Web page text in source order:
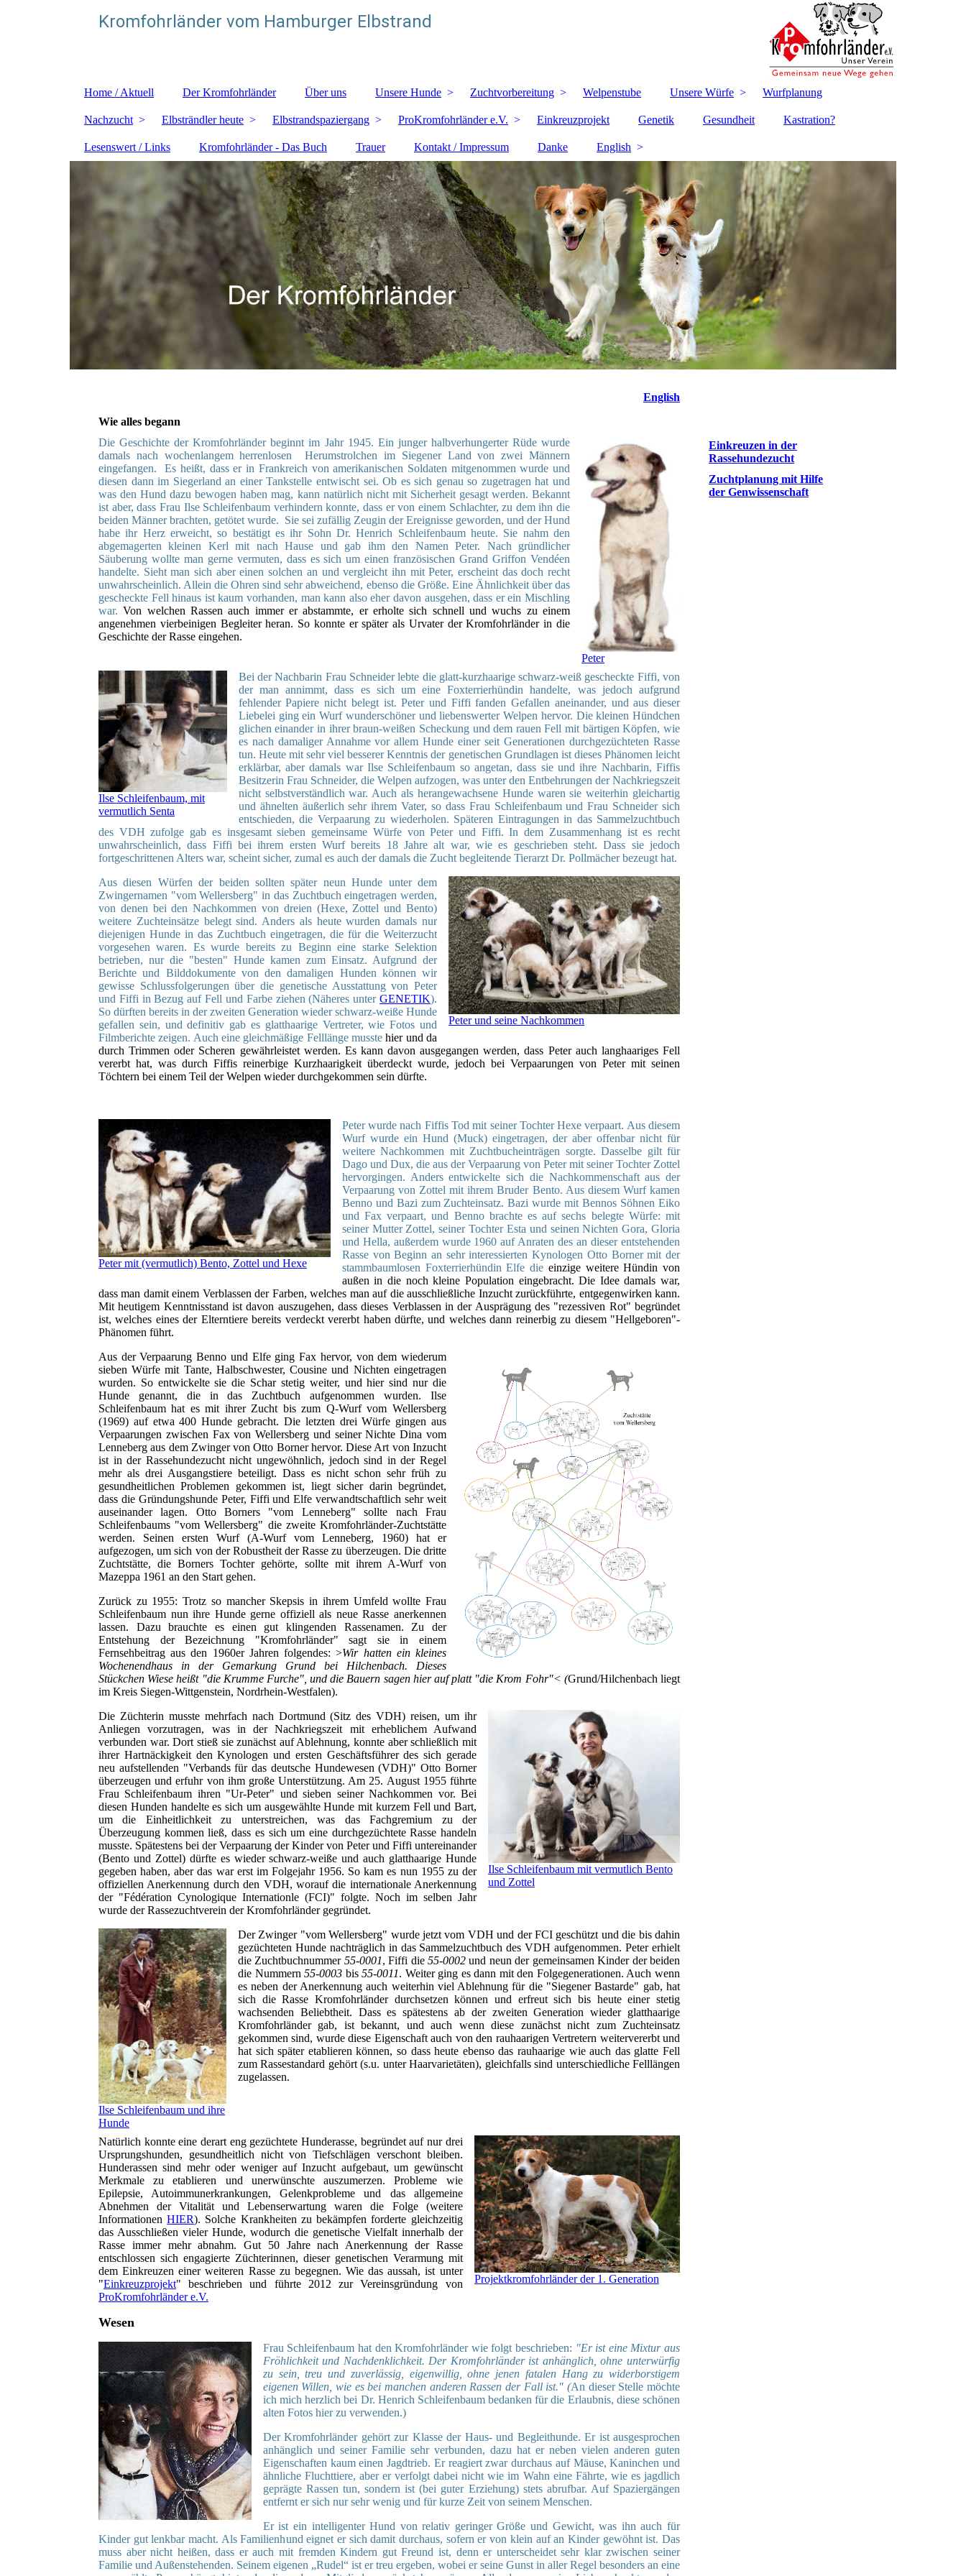
Kromfohrländer vom Hamburger Elbstrand
Home / Aktuell Der Kromfohrländer Über uns Unsere Hunde Zuchtvorbereitung Welpenstube Unsere Würfe Wurfplanung
Nachzucht Elbsträndler heute Elbstrandspaziergang ProKromfohrländer e.V. Einkreuzprojekt Genetik Gesundheit Kastration?
Lesenswert / Links Kromfohrländer - Das Buch Trauer Kontakt / Impressum Danke English
English
Wie alles begann
Peter
Die Geschichte der Kromfohrländer beginnt im Jahr 1945. Ein junger halbverhungerter Rüde wurde
damals nach wochenlangem herrenlosen Herumstrolchen im Siegener Land von zwei Männern
eingefangen. Es heißt, dass er in Frankreich von amerikanischen Soldaten mitgenommen wurde und
diesen dann im Siegerland an einer Tankstelle entwischt sei. Ob es sich genau so zugetragen hat und
was den Hund dazu bewogen haben mag, kann natürlich nicht mit Sicherheit gesagt werden. Bekannt
ist aber, dass Frau Ilse Schleifenbaum verhindern konnte, dass er von einem Schlachter, zu dem ihn die
beiden Männer brachten, getötet wurde. Sie sei zufällig Zeugin der Ereignisse geworden, und der Hund
habe ihr Herz erweicht, so bestätigt es ihr Sohn Dr. Henrich Schleifenbaum heute. Sie nahm den
abgemagerten kleinen Kerl mit nach Hause und gab ihm den Namen Peter. Nach gründlicher
Säuberung wollte man gerne vermuten, dass es sich um einen französischen Grand Griffon Vendéen
handelte. Sieht man sich aber einen solchen an und vergleicht ihn mit Peter, erscheint das doch recht
unwahrscheinlich. Allein die Ohren sind sehr abweichend, ebenso die Größe. Eine Ähnlichkeit über das
gescheckte Fell hinaus ist kaum vorhanden, man kann also eher davon ausgehen, dass er ein Mischling
war.Von welchen Rassen auch immer er abstammte, er erholte sich schnell und wuchs zu einem
angenehmen vierbeinigen Begleiter heran. So konnte er später als Urvater der Kromfohrländer in die
Geschichte der Rasse eingehen.
Ilse Schleifenbaum, mit
vermutlich Senta
Bei der Nachbarin Frau Schneider lebte die glatt-kurzhaarige schwarz-weiß gescheckte Fiffi, von
der man annimmt, dass es sich um eine Foxterrierhündin handelte, was jedoch aufgrund
fehlender Papiere nicht belegt ist. Peter und Fiffi fanden Gefallen aneinander, und aus dieser
Liebelei ging ein Wurf wunderschöner und liebenswerter Welpen hervor. Die kleinen Hündchen
glichen einander in ihrer braun-weißen Scheckung und dem rauen Fell mit bärtigen Köpfen, wie
es nach damaliger Annahme vor allem Hunde einer seit Generationen durchgezüchteten Rasse
tun. Heute mit sehr viel besserer Kenntnis der genetischen Grundlagen ist dieses Phänomen leicht
erklärbar, aber damals war Ilse Schleifenbaum so angetan, dass sie und ihre Nachbarin, Fiffis
Besitzerin Frau Schneider, die Welpen aufzogen, was unter den Entbehrungen der Nachkriegszeit
nicht selbstverständlich war. Auch als herangewachsene Hunde waren sie weiterhin gleichartig
und ähnelten äußerlich sehr ihrem Vater, so dass Frau Schleifenbaum und Frau Schneider sich
entschieden, die Verpaarung zu wiederholen. Späteren Eintragungen in das Sammelzuchtbuch
des VDH zufolge gab es insgesamt sieben gemeinsame Würfe von Peter und Fiffi. In dem Zusammenhang ist es recht
unwahrscheinlich, dass Fiffi bei ihrem ersten Wurf bereits 18 Jahre alt war, wie es geschrieben steht. Dass sie jedoch
fortgeschrittenen Alters war, scheint sicher, zumal es auch der damals die Zucht begleitende Tierarzt Dr. Pollmächer bezeugt hat.
Peter und seine Nachkommen
Aus diesen Würfen der beiden sollten später neun Hunde unter dem
Zwingernamen "vom Wellersberg" in das Zuchtbuch eingetragen werden,
von denen bei den Nachkommen von dreien (Hexe, Zottel und Bento)
weitere Zuchteinsätze belegt sind. Anders als heute wurden damals nur
diejenigen Hunde in das Zuchtbuch eingetragen, die für die Weiterzucht
vorgesehen waren. Es wurde bereits zu Beginn eine starke Selektion
betrieben, nur die "besten" Hunde kamen zum Einsatz. Aufgrund der
Berichte und Bilddokumente von den damaligen Hunden können wir
gewisse Schlussfolgerungen über die genetische Ausstattung von Peter
und Fiffi in Bezug auf Fell und Farbe ziehen (Näheres unterGENETIK).
So dürften bereits in der zweiten Generation wieder schwarz-weiße Hunde
gefallen sein, und definitiv gab es glatthaarige Vertreter, wie Fotos und
Filmberichte zeigen. Auch eine gleichmäßige Felllänge musstehier und da
durch Trimmen oder Scheren gewährleistet werden. Es kann davon ausgegangen werden, dass Peter auch langhaariges Fell
vererbt hat, was durch Fiffis reinerbige Kurzhaarigkeit überdeckt wurde, jedoch bei Verpaarungen von Peter mit seinen
Töchtern bei einem Teil der Welpen wieder durchgekommen sein dürfte.
Peter mit (vermutlich) Bento, Zottel und Hexe
Peter wurde nach Fiffis Tod mit seiner Tochter Hexe verpaart. Aus diesem
Wurf wurde ein Hund (Muck) eingetragen, der aber offenbar nicht für
weitere Nachkommen mit Zuchtbucheinträgen sorgte. Dasselbe gilt für
Dago und Dux, die aus der Verpaarung von Peter mit seiner Tochter Zottel
hervorgingen. Anders entwickelte sich die Nachkommenschaft aus der
Verpaarung von Zottel mit ihrem Bruder Bento. Aus diesem Wurf kamen
Benno und Bazi zum Zuchteinsatz. Bazi wurde mit Bennos Söhnen Eiko
und Fax verpaart, und Benno brachte es auf sechs belegte Würfe: mit
seiner Mutter Zottel, seiner Tochter Esta und seinen Nichten Gora, Gloria
und Hella, außerdem wurde 1960 auf Anraten des an dieser entstehenden
Rasse von Beginn an sehr interessierten Kynologen Otto Borner mit der
stammbaumlosen Foxterrierhündin Elfe die einzige weitere Hündin von
außen in die noch kleine Population eingebracht. Die Idee damals war,
dass man damit einem Verblassen der Farben, welches man auf die ausschließliche Inzucht zurückführte, entgegenwirken kann.
Mit heutigem Kenntnisstand ist davon auszugehen, dass dieses Verblassen in der Ausprägung des "rezessiven Rot" begründet
ist, welches eines der Elterntiere bereits verdeckt vererbt haben dürfte, und welches dann reinerbig zu diesem "Hellgeboren"-
Phänomen führt.
Aus der Verpaarung Benno und Elfe ging Fax hervor, von dem wiederum
sieben Würfe mit Tante, Halbschwester, Cousine und Nichten eingetragen
wurden. So entwickelte sie die Schar stetig weiter, und hier sind nur die
Hunde genannt, die in das Zuchtbuch aufgenommen wurden. Ilse
Schleifenbaum hat es mit ihrer Zucht bis zum Q-Wurf vom Wellersberg
(1969) auf etwa 400 Hunde gebracht. Die letzten drei Würfe gingen aus
Verpaarungen zwischen Fax von Wellersberg und seiner Nichte Dina vom
Lenneberg aus dem Zwinger von Otto Borner hervor. Diese Art von Inzucht
ist in der Rassehundezucht nicht ungewöhnlich, jedoch sind in der Regel
mehr als drei Ausgangstiere beteiligt. Dass es nicht schon sehr früh zu
gesundheitlichen Problemen gekommen ist, liegt sicher darin begründet,
dass die Gründungshunde Peter, Fiffi und Elfe verwandtschaftlich sehr weit
auseinander lagen. Otto Borners "vom Lenneberg" sollte nach Frau
Schleifenbaums "vom Wellersberg" die zweite Kromfohrländer-Zuchtstätte
werden. Seinen ersten Wurf (A-Wurf vom Lenneberg, 1960) hat er
aufgezogen, um sich von der Robustheit der Rasse zu überzeugen. Die dritte
Zuchtstätte, die Borners Tochter gehörte, sollte mit ihrem A-Wurf von
Mazeppa 1961 an den Start gehen.
Zurück zu 1955: Trotz so mancher Skepsis in ihrem Umfeld wollte Frau
Schleifenbaum nun ihre Hunde gerne offiziell als neue Rasse anerkennen
lassen. Dazu brauchte es einen gut klingenden Rassenamen. Zu der
Entstehung der Bezeichnung "Kromfohrländer" sagt sie in einem
Fernsehbeitrag aus den 1960er Jahren folgendes: >Wir hatten ein kleines
Wochenendhaus in der Gemarkung Grund bei Hilchenbach. Dieses
Stückchen Wiese heißt "die Krumme Furche", und die Bauern sagen hier auf platt "die Krom Fohr"< (Grund/Hilchenbach liegt
im Kreis Siegen-Wittgenstein, Nordrhein-Westfalen).
Ilse Schleifenbaum mit vermutlich Bento
und Zottel
Die Züchterin musste mehrfach nach Dortmund (Sitz des VDH) reisen, um ihr
Anliegen vorzutragen, was in der Nachkriegszeit mit erheblichem Aufwand
verbunden war. Dort stieß sie zunächst auf Ablehnung, konnte aber schließlich mit
ihrer Hartnäckigkeit den Kynologen und ersten Geschäftsführer des sich gerade
neu aufstellenden "Verbands für das deutsche Hundewesen (VDH)" Otto Borner
überzeugen und erfuhr von ihm große Unterstützung. Am 25. August 1955 führte
Frau Schleifenbaum ihren "Ur-Peter" und sieben seiner Nachkommen vor. Bei
diesen Hunden handelte es sich um ausgewählte Hunde mit kurzem Fell und Bart,
um die Einheitlichkeit zu unterstreichen, was das Fachgremium zu der
Überzeugung kommen ließ, dass es sich um eine durchgezüchtete Rasse handeln
musste. Spätestens bei der Verpaarung der Kinder von Peter und Fiffi untereinander
(Bento und Zottel) dürfte es wieder schwarz-weiße und auch glatthaarige Hunde
gegeben haben, aber das war erst im Folgejahr 1956. So kam es nun 1955 zu der
offiziellen Anerkennung durch den VDH, worauf die internationale Anerkennung
der "Fédération Cynologique Internationle (FCI)" folgte. Noch im selben Jahr
wurde der Rassezuchtverein der Kromfohrländer gegründet.
Ilse Schleifenbaum und ihre
Hunde
Der Zwinger "vom Wellersberg" wurde jetzt vom VDH und der FCI geschützt und die bis dahin
gezüchteten Hunde nachträglich in das Sammelzuchtbuch des VDH aufgenommen. Peter erhielt
die Zuchtbuchnummer 55-0001, Fiffi die55-0002 und neun der gemeinsamen Kinder der beiden
die Nummern55-0003 bis55-0011. Weiter ging es dann mit den Folgegenerationen. Auch wenn
es neben der Anerkennung auch weiterhin viel Ablehnung für die "Siegener Bastarde" gab, hat
sich die Rasse Kromfohrländer durchsetzen können und erfreut sich bis heute einer stetig
wachsenden Beliebtheit. Dass es spätestens ab der zweiten Generation wieder glatthaarige
Kromfohrländer gab, ist bekannt, und auch wenn diese zunächst nicht zum Zuchteinsatz
gekommen sind, wurde diese Eigenschaft auch von den rauhaarigen Vertretern weitervererbt und
hat sich später etablieren können, so dass heute ebenso das rauhaarige wie auch das glatte Fell
zum Rassestandard gehört (s.u. unter Haarvarietäten), gleichfalls sind unterschiedliche Felllängen
zugelassen.
Projektkromfohrländer der 1. Generation
Natürlich konnte eine derart eng gezüchtete Hunderasse, begründet auf nur drei
Ursprungshunden, gesundheitlich nicht von Tiefschlägen verschont bleiben.
Hunderassen sind mehr oder weniger auf Inzucht aufgebaut, um gewünscht
Merkmale zu etablieren und unerwünschte auszumerzen. Probleme wie
Epilepsie, Autoimmunerkrankungen, Gelenkprobleme und das allgemeine
Abnehmen der Vitalität und Lebenserwartung waren die Folge (weitere
InformationenHIER). Solche Krankheiten zu bekämpfen forderte gleichzeitig
das Ausschließen vieler Hunde, wodurch die genetische Vielfalt innerhalb der
Rasse immer mehr abnahm. Gut 50 Jahre nach Anerkennung der Rasse
entschlossen sich engagierte Züchterinnen, dieser genetischen Verarmung mit
dem Einkreuzen einer weiteren Rasse zu begegnen. Wie das aussah, ist unter
"Einkreuzprojekt" beschrieben und führte 2012 zur Vereinsgründung von
ProKromfohrländer e.V.
Wesen
Frau Schleifenbaum hat den Kromfohrländer wie folgt beschrieben: "Er ist eine Mixtur aus
Fröhlichkeit und Nachdenklichkeit. Der Kromfohrländer ist anhänglich, ohne unterwürfig
zu sein, treu und zuverlässig, eigenwillig, ohne jenen fatalen Hang zu widerborstigem
eigenen Willen, wie es bei manchen anderen Rassen der Fall ist." (An dieser Stelle möchte
ich mich herzlich bei Dr. Henrich Schleifenbaum bedanken für die Erlaubnis, diese schönen
alten Fotos hier zu verwenden.)
Der Kromfohrländer gehört zur Klasse der Haus- und Begleithunde. Er ist ausgesprochen
anhänglich und seiner Familie sehr verbunden, dazu hat er neben vielen anderen guten
Eigenschaften kaum einen Jagdtrieb. Er reagiert zwar durchaus auf Mäuse, Kaninchen und
ähnliche Fluchttiere, aber er verfolgt dabei nicht wie im Wahn eine Fährte, wie es jagdlich
geprägte Rassen tun, sondern ist (bei guter Erziehung) stets abrufbar. Auf Spaziergängen
entfernt er sich nur sehr wenig und für kurze Zeit von seinem Menschen.
Er ist ein intelligenter Hund von relativ geringer Größe und Gewicht, was ihn auch für
Kinder gut lenkbar macht. Als Familienhund eignet er sich damit durchaus, sofern er von klein auf an Kinder gewöhnt ist. Das
muss aber nicht heißen, dass er auch mit fremden Kindern gut Freund ist, denn er unterscheidet sehr klar zwischen seiner
Familie und Außenstehenden. Seinem eigenen „Rudel“ ist er treu ergeben, wobei er seine Gunst in aller Regel besonders an eine
Einkreuzen in der
Rassehundezucht
Zuchtplanung mit Hilfe
der Genwissenschaft